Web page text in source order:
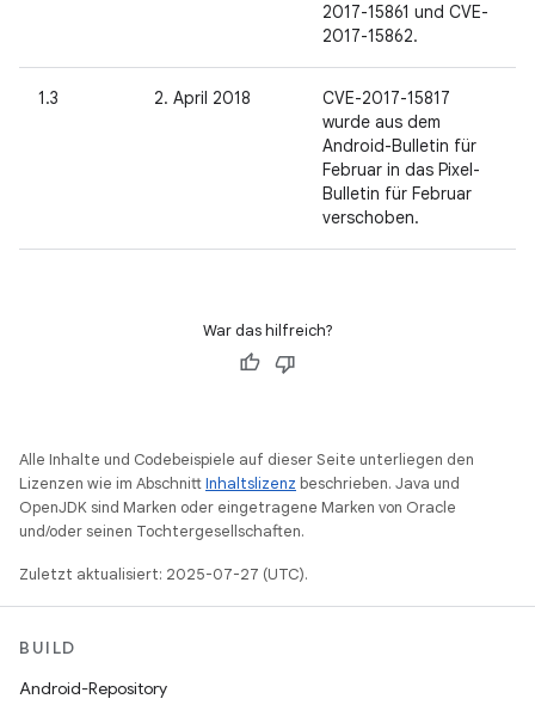
2017-15861 und CVE-
2017-15862.
1.3 2. April 2018
CVE-2017-15817
wurde aus dem
Android-Bulletin für
Februar in das Pixel-
Bulletin für Februar
verschoben.
War das hilfreich?
Alle Inhalte und Codebeispiele auf dieser Seite unterliegen den
Lizenzen wie im AbschnittInhaltslizenz beschrieben. Java und
OpenJDK sind Marken oder eingetragene Marken von Oracle
und/oder seinen Tochtergesellschaften.
Zuletzt aktualisiert: 2025-07-27 (UTC).
BUILD
Android-Repository